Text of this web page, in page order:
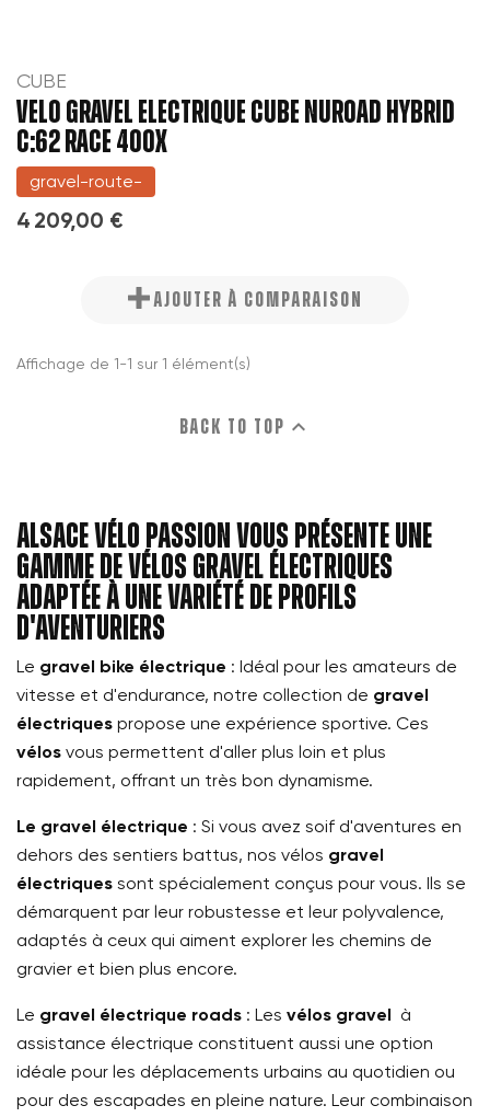
CUBE
VELO GRAVEL ELECTRIQUE CUBE NUROAD HYBRID
C:62 RACE 400X
gravel-route-
4 209,00 €
AJOUTER À COMPARAISON
Affichage de 1-1 sur 1 élément(s)
Back to top 
Alsace Vélo Passion vous présente une
gamme de vélos gravel électriques
adaptée à une variété de profils
d'aventuriers
Le gravel bike électrique : Idéal pour les amateurs de
vitesse et d'endurance, notre collection de gravel
électriques propose une expérience sportive. Ces
vélos vous permettent d'aller plus loin et plus
rapidement, offrant un très bon dynamisme.
Le gravel électrique : Si vous avez soif d'aventures en
dehors des sentiers battus, nos vélos gravel
électriques sont spécialement conçus pour vous. Ils se
démarquent par leur robustesse et leur polyvalence,
adaptés à ceux qui aiment explorer les chemins de
gravier et bien plus encore.
Le gravel électrique roads : Les vélos gravel à
assistance électrique constituent aussi une option
idéale pour les déplacements urbains au quotidien ou
pour des escapades en pleine nature. Leur combinaison